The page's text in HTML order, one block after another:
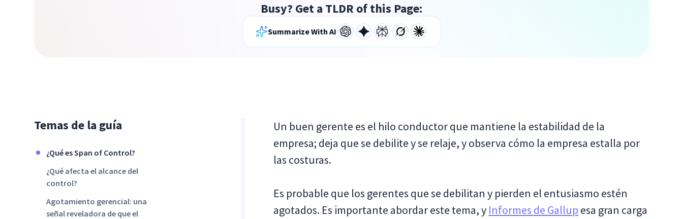
Busy? Get a TLDR of this Page:
Summarize With AI
Temas de la guía
¿Qué es Span of Control?
¿Qué afecta el alcance del
control?
Agotamiento gerencial: una
señal reveladora de que el
Un buen gerente es el hilo conductor que mantiene la estabilidad de la
empresa; deja que se debilite y se relaje, y observa cómo la empresa estalla por
las costuras.
Es probable que los gerentes que se debilitan y pierden el entusiasmo estén
agotados. Es importante abordar este tema, y Informes de Gallup esa gran carga